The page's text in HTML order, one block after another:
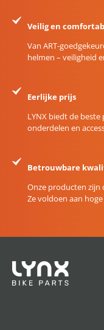
Veilig en
Van ART-
helmen – veiligheid
Eerlijke prijs
LYNX biedt de
onderdelen en
Betrouwbare
Onze producten zijn
Ze voldoen aan